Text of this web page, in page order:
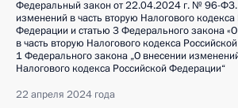
Федеральный закон от 22.04.2024 г. № 96-ФЗ.
изменений в часть вторую Налогового
Федерации и статью 3 Федерального закона
в часть вторую Налогового кодекса
1 Федерального закона „О внесении
Налогового кодекса Российской Федерации“
22 апреля 2024 года